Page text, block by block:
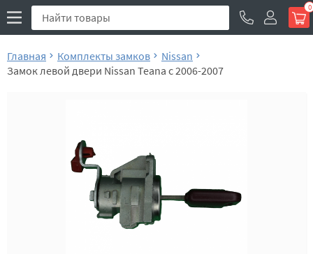
0
Главная Комплекты замков
Nissan
Замок левой двери Nissan Teana с 2006-2007